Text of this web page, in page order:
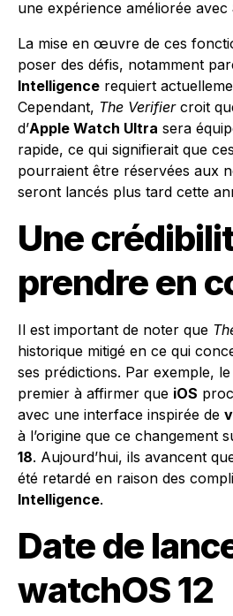
une expérience améliorée avec
La mise en œuvre de ces
poser des défis, notamment
Intelligence requiert
Cependant, The Verifiercroit
d’Apple Watch Ultra sera
rapide, ce qui signifierait que
pourraient être réservées aux
seront lancés plus tard cette
Une
prendre en
Il est important de noter que
historique mitigé en ce qui
ses prédictions. Par exemple,
premier à affirmer que iOS
avec une interface inspirée de
à l’origine que ce changement
18. Aujourd’hui, ils avancent
été retardé en raison des
Intelligence.
Date de
watchOS 12